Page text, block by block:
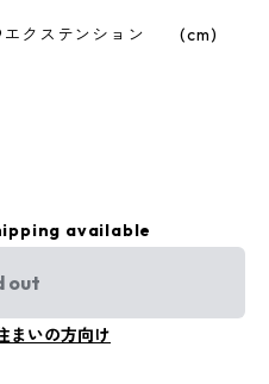
エクステンション (cm)
available
out
まいの方向け